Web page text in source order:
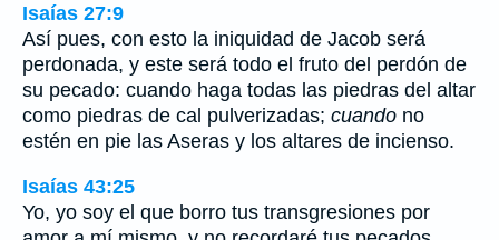
Isaías 27:9
Así pues, con esto la iniquidad de Jacob será
perdonada, y este será todo el fruto del perdón de
su pecado: cuando haga todas las piedras del altar
como piedras de cal pulverizadas; cuando no
estén en pie las Aseras y los altares de incienso.
Isaías 43:25
Yo, yo soy el que borro tus transgresiones por